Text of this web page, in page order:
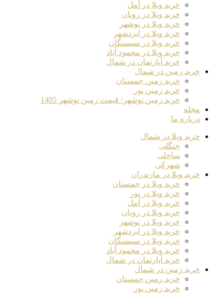
خرید ویلا در آمل
خرید ویلا در رویان
خرید ویلا در نوشهر
خرید ویلا در ایزدشهر
خرید ویلا در سیسنگان
خرید ویلا در محمود آباد
خرید آپارتمان در شمال
خرید زمین در شمال
خرید زمین چمستان
خرید زمین نور
خرید زمین نوشهر: قیمت زمین نوشهر 1405
مجله
درباره ما
خرید ویلا در شمال
جنگلی
ساحلی
شهرکی
خرید ویلا در مازندران
خرید ویلا در چمستان
خرید ویلا در نور
خرید ویلا در آمل
خرید ویلا در رویان
خرید ویلا در نوشهر
خرید ویلا در ایزدشهر
خرید ویلا در سیسنگان
خرید ویلا در محمود آباد
خرید آپارتمان در شمال
خرید زمین در شمال
خرید زمین چمستان
خرید زمین نور